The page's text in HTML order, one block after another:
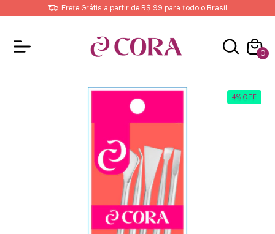
Frete Grátis a partir de R$ 99 para todo o Brasil
0
4% OFF